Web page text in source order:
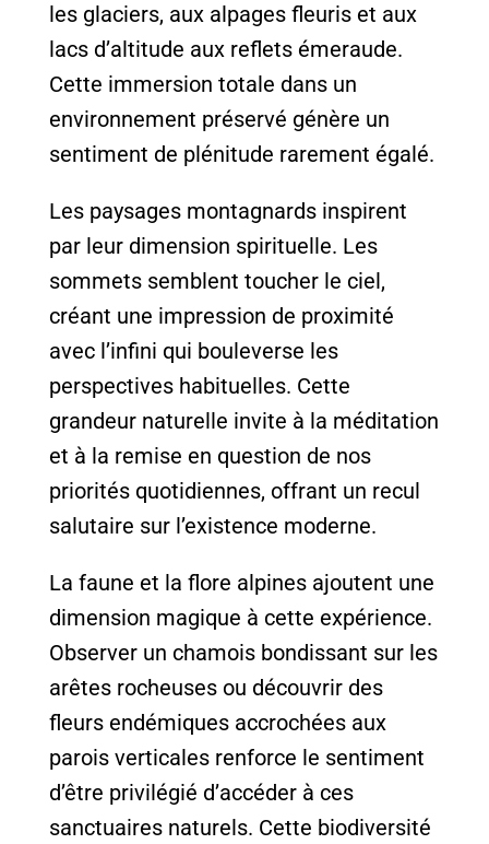
les glaciers, aux alpages fleuris et aux
lacs d’altitude aux reflets émeraude.
Cette immersion totale dans un
environnement préservé génère un
sentiment de plénitude rarement égalé.
Les paysages montagnards inspirent
par leur dimension spirituelle. Les
sommets semblent toucher le ciel,
créant une impression de proximité
avec l’infini qui bouleverse les
perspectives habituelles. Cette
grandeur naturelle invite à la méditation
et à la remise en question de nos
priorités quotidiennes, offrant un recul
salutaire sur l’existence moderne.
La faune et la flore alpines ajoutent une
dimension magique à cette expérience.
Observer un chamois bondissant sur les
arêtes rocheuses ou découvrir des
fleurs endémiques accrochées aux
parois verticales renforce le sentiment
d’être privilégié d’accéder à ces
sanctuaires naturels. Cette biodiversité